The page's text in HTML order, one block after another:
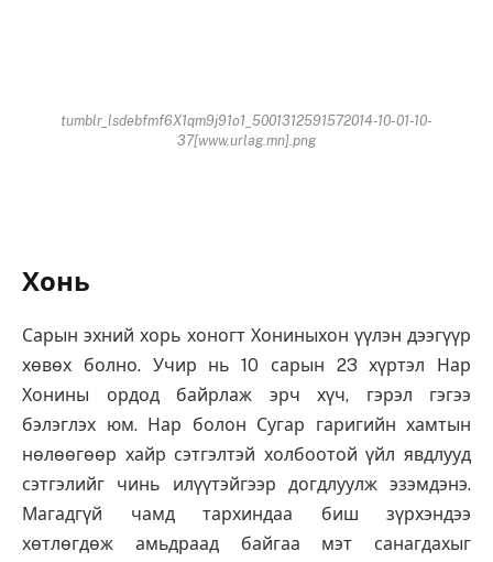
tumblr_lsdebfmf6X1qm9j91o1_5001312591572014-10-01-10-
37[www.urlag.mn].png
Хонь
Сарын эхний хорь хоногт Хониныхон үүлэн дээгүүр
хөвөх болно. Учир нь 10 сарын 23 хүртэл Нар
Хонины ордод байрлаж эрч хүч, гэрэл гэгээ
бэлэглэх юм. Нар болон Сугар гаригийн хамтын
нөлөөгөөр хайр сэтгэлтэй холбоотой үйл явдлууд
сэтгэлийг чинь илүүтэйгээр догдлуулж эзэмдэнэ.
Магадгүй чамд тархиндаа биш зүрхэндээ
хөтлөгдөж амьдраад байгаа мэт санагдахыг